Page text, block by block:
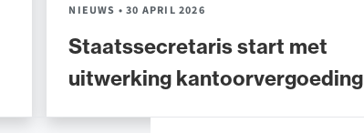
Staatssecretaris start met
uitwerking kantoorvergoeding
NIEUWS • 30 APRIL 2026